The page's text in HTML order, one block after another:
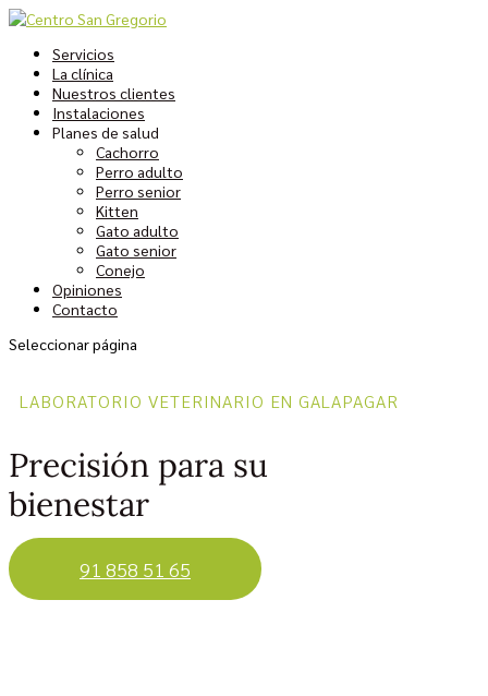
Servicios
La clínica
Nuestros clientes
Instalaciones
Planes de salud
Cachorro
Perro adulto
Perro senior
Kitten
Gato adulto
Gato senior
Conejo
Opiniones
Contacto
Seleccionar página
LABORATORIO VETERINARIO EN GALAPAGAR
Precisión para su
bienestar
91 858 51 65